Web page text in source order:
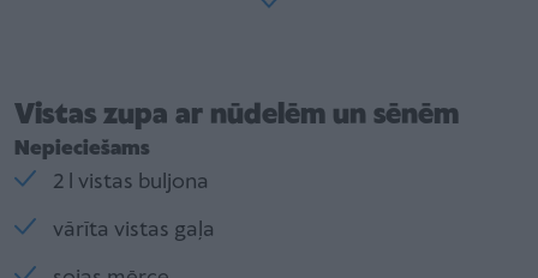
Vistas zupa ar nūdelēm un sēnēm
Nepieciešams
2 l vistas buljona
vārīta vistas gaļa